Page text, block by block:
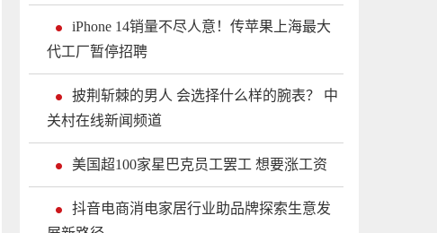
iPhone 14销量不尽人意！传苹果上海最大
代工厂暂停招聘
披荆斩棘的男人 会选择什么样的腕表？ 中
关村在线新闻频道
美国超100家星巴克员工罢工 想要涨工资
抖音电商消电家居行业助品牌探索生意发